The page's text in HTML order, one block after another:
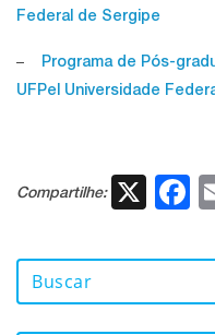
Federal de Sergipe
–
Programa de Pós-
UFPel Universidade
Compartilhe: X